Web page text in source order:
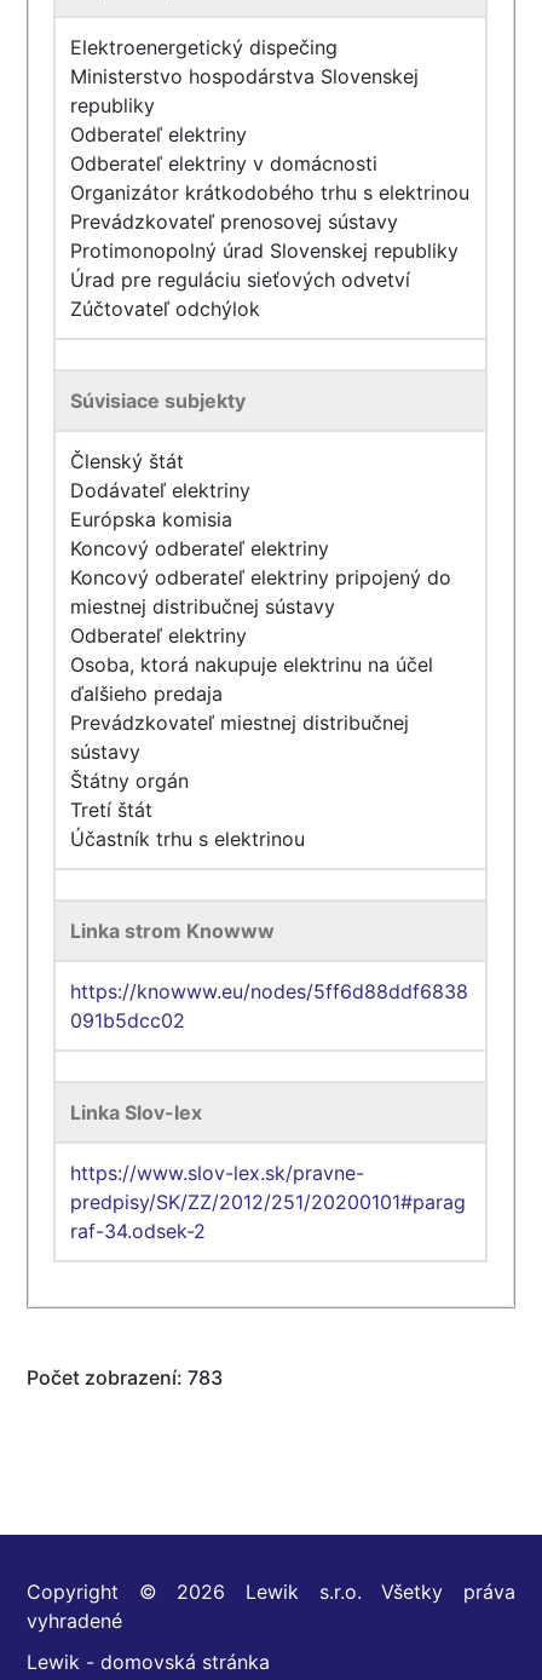
Elektroenergetický dispečing
Ministerstvo hospodárstva Slovenskej
republiky
Odberateľ elektriny
Odberateľ elektriny v domácnosti
Organizátor krátkodobého trhu s elektrinou
Prevádzkovateľ prenosovej sústavy
Protimonopolný úrad Slovenskej republiky
Úrad pre reguláciu sieťových odvetví
Zúčtovateľ odchýlok
Súvisiace subjekty
Členský štát
Dodávateľ elektriny
Európska komisia
Koncový odberateľ elektriny
Koncový odberateľ elektriny pripojený do
miestnej distribučnej sústavy
Odberateľ elektriny
Osoba, ktorá nakupuje elektrinu na účel
ďalšieho predaja
Prevádzkovateľ miestnej distribučnej
sústavy
Štátny orgán
Tretí štát
Účastník trhu s elektrinou
Linka strom Knowww
https://knowww.eu/nodes/5ff6d88ddf6838
091b5dcc02
Linka Slov-lex
https://www.slov-lex.sk/pravne-
predpisy/SK/ZZ/2012/251/20200101#parag
raf-34.odsek-2
Počet zobrazení: 783
Copyright © 2026 Lewik s.r.o. Všetky práva
vyhradené
Lewik - domovská stránka